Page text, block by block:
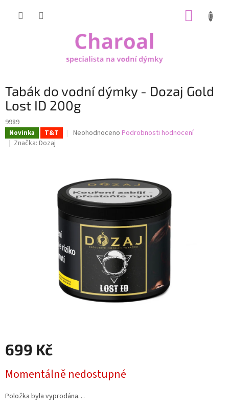
Tabák do vodní dýmky - Dozaj Gold
Lost ID 200g
9989
Novinka T&T
Průměrné
z
5
hvězdiček.
Neohodnoceno Podrobnosti hodnocení
Značka: Dozaj
699 Kč
cena:
Momentálně nedostupné
Položka byla vyprodána…